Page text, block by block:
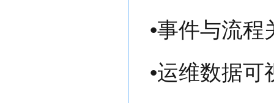
•事件与流程
•运维数据可